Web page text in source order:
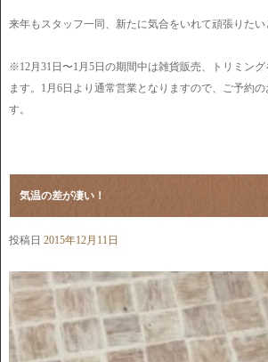
来年もスタッフ一同、新たに気合をいれて頑張りた
※12月31日〜1月5日の期間中は雑貨販売、トリミン
ます。1月6日より通常営業となりますので、ご予約
す。
気温の差が凄い！
投稿日 2015年12月11日